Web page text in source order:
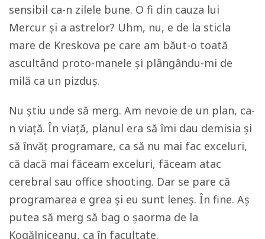
sensibil ca-n zilele bune. O fi din cauza lui
Mercur și a astrelor? Uhm, nu, e de la sticla
mare de Kreskova pe care am băut-o toată
ascultând proto-manele și plângându-mi de
milă ca un pizduș.
Nu știu unde să merg. Am nevoie de un plan, ca-
n viață. În viață, planul era să îmi dau demisia și
să învăț programare, ca să nu mai fac exceluri,
că dacă mai făceam exceluri, făceam atac
cerebral sau office shooting. Dar se pare că
programarea e grea și eu sunt leneș. În fine. Aș
putea să merg să bag o șaorma de la
Kogălniceanu, ca în facultate.